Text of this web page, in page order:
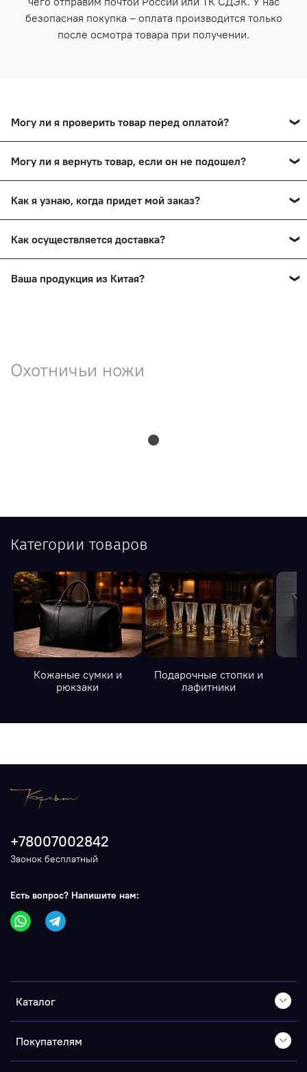
безопасная покупка – оплата производится только
после осмотра товара при получении.
Могу ли я проверить товар перед оплатой?
осмотра в пункте выдачи.
Могу ли я вернуть товар, если он не подошел?
сохранив товарный вид.
Как я узнаю, когда придет мой заказ?
заказа в пункт выдачи. Также мы проинформируем вас
по телефону.
Как осуществляется доставка?
Ваша продукция из Китая?
Охотничьи ножи
Категории товаров
Кожаные сумки и
рюкзаки
Подарочные стопки и
лафитники
Каталог
Покупателям
+78007002842
Звонок бесплатный
Есть вопрос? Напишите нам: